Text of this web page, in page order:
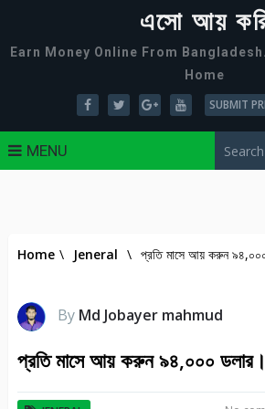
এসো আয়
Earn Money Online From
Home
SUBMIT
MENU
Home \ Jeneral \ প্রতি মাসে আয় করুন
By Md Jobayer mahmud
প্রতি মাসে আয় করুন ৯৪,০০০ ডলার।